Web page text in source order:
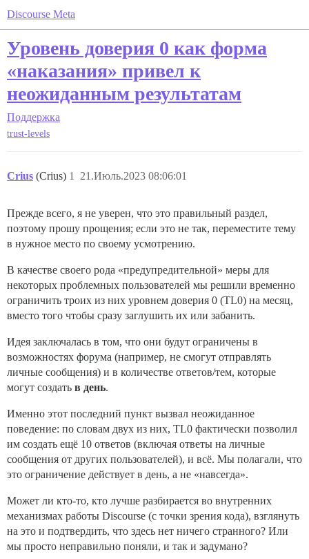
Discourse Meta
Уровень доверия 0 как форма
«наказания» привел к
неожиданным результатам
Поддержка
trust-levels
Crius (Crius) 21.Июль.2023 08:06:01
1
Прежде всего, я не уверен, что это правильный раздел,
поэтому прошу прощения; если это не так, переместите тему
в нужное место по своему усмотрению.
В качестве своего рода «предупредительной» меры для
некоторых проблемных пользователей мы решили временно
ограничить троих из них уровнем доверия 0 (TL0) на месяц,
вместо того чтобы сразу заглушить их или забанить.
Идея заключалась в том, что они будут ограничены в
возможностях форума (например, не смогут отправлять
личные сообщения) и в количестве ответов/тем, которые
могут создать в день.
Именно этот последний пункт вызвал неожиданное
поведение: по словам двух из них, TL0 фактически позволил
им создать ещё 10 ответов (включая ответы на личные
сообщения от других пользователей), и всё. Мы полагали, что
это ограничение действует в день, а не «навсегда».
Может ли кто-то, кто лучше разбирается во внутренних
механизмах работы Discourse (с точки зрения кода), взглянуть
на это и подтвердить, что здесь нет ничего странного? Или
мы просто неправильно поняли, и так и задумано?